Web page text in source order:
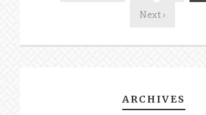
Next ›
ARCHIVES